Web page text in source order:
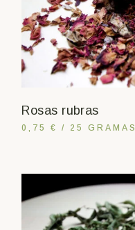
Rosas rubras
0,75 € / 25 GRAMAS